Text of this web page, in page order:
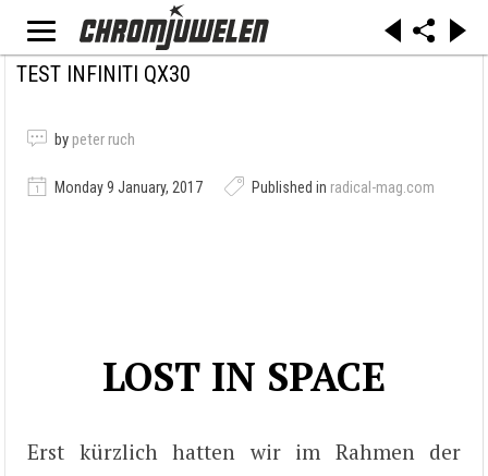
TEST INFINITI QX30
by peter ruch
Monday 9 January, 2017 Published in radical-mag.com
LOST IN SPACE
Erst kürzlich hatten wir im Rahmen der